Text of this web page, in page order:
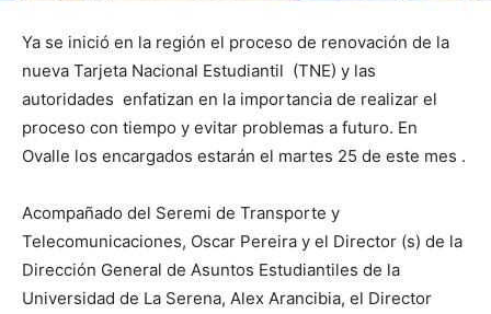
Ya se inició en la región el proceso de renovación de la
nueva Tarjeta Nacional Estudiantil (TNE) y las
autoridades enfatizan en la importancia de realizar el
proceso con tiempo y evitar problemas a futuro. En
Ovalle los encargados estarán el martes 25 de este mes .
Acompañado del Seremi de Transporte y
Telecomunicaciones, Oscar Pereira y el Director (s) de la
Dirección General de Asuntos Estudiantiles de la
Universidad de La Serena, Alex Arancibia, el Director